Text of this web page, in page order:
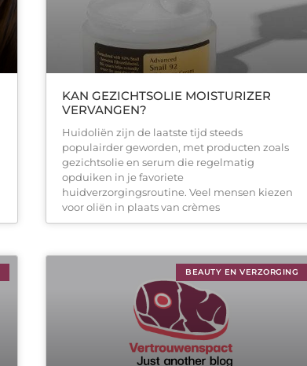
KAN GEZICHTSOLIE MOISTURIZER
VERVANGEN?
Huidoliën zijn de laatste tijd steeds
populairder geworden, met producten zoals
gezichtsolie en serum die regelmatig
opduiken in je favoriete
huidverzorgingsroutine. Veel mensen kiezen
voor oliën in plaats van crèmes
BEAUTY EN VERZORGING